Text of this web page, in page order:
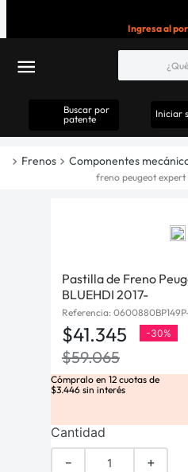
Ingresa al
Buscar por
patente
Frenos Componentes
freno peugeot expert
Pastilla de Freno
BLUEHDI 2017-
Referencia:
$41.345 -30%
$59.065
Cómpralo en 12 cuotas de
$3.446 sin interés
Cantidad
＋
－